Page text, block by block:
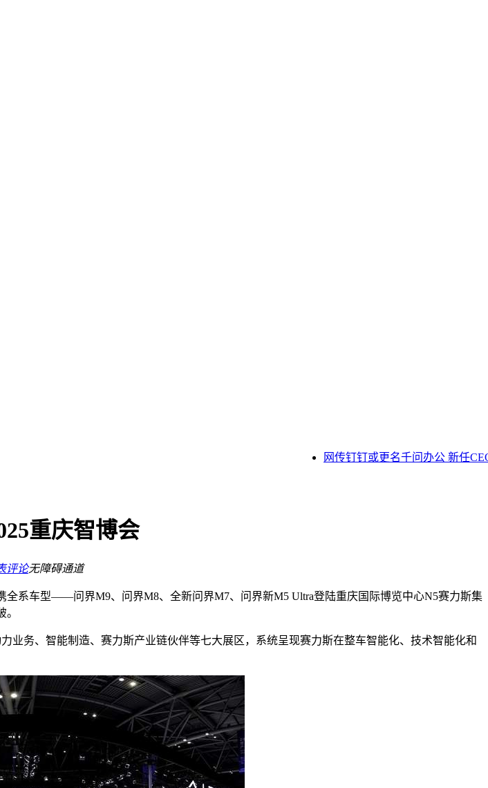
网传钉钉或更名千问办公 新任CEO
重庆智博会
评论无障碍通道
系车型——问界M9、问界M8、全新问界M7、问界新M5 Ultra登陆重庆国际博览中心N5赛力斯集
务、智能制造、赛力斯产业链伙伴等七大展区，系统呈现赛力斯在整车智能化、技术智能化和